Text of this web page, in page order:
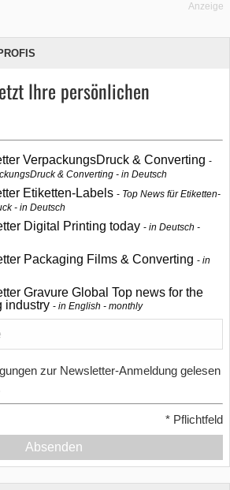
Anzeige
Ihre persönlichen
VerpackungsDruck & Converting
& Converting - in Deutsch
Etiketten-Labels
Top News für Etiketten-
- in Deutsch
Digital Printing today
in Deutsch -
Packaging Films & Converting
in
Gravure Global Top news for the
industry
in English - monthly
zur Newsletter-Anmeldung gelesen
* Pflichtfeld
Absenden